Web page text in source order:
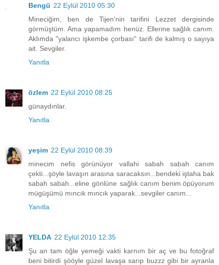
Bengü 22 Eylül 2010 05:30
Mineciğim, ben de Tijen'nin tarifini Lezzet dergisinde
görmüştüm. Ama yapamadım henüz. Ellerine sağlık canım.
Aklımda "yalancı işkembe çorbası" tarifi de kalmış o sayıya
ait. Sevgiler.
Yanıtla
özlem 22 Eylül 2010 08:25
günaydınlar.
Yanıtla
yeşim 22 Eylül 2010 08:39
minecim nefis görünüyor vallahi sabah sabah canım
çekti...şöyle lavaşın arasına saracaksın...bendeki iştaha bak
sabah sabah...eline gönlüne sağlık canım benim.öpüyorum
mügüşümü mıncık mıncık yaparak...sevgiler canım...
Yanıtla
YELDA 22 Eylül 2010 12:35
Şu an tam öğle yemeği vakti karnım bir aç ve bu fotoğraf
beni bitirdi şööyle güzel lavaşa sarıp buzzz gibi bir ayranla